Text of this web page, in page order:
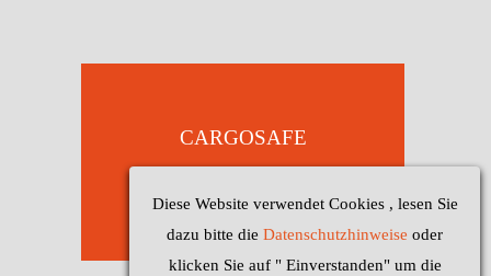
CARGOSAFE
+43 650 609 0 602
ANRUFEN
Diese Website verwendet Cookies , lesen Sie
dazu bitte die Datenschutzhinweise oder
klicken Sie auf " Einverstanden" um die